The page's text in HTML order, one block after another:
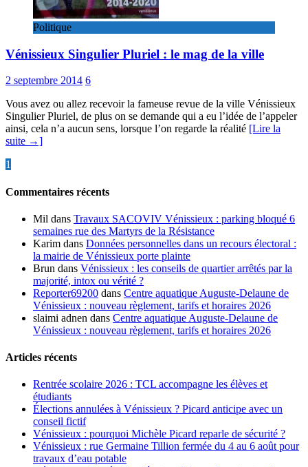
Politique
Vénissieux Singulier Pluriel : le mag de la ville
2 septembre 2014 6
Vous avez ou allez recevoir la fameuse revue de la ville Vénissieux
Singulier Pluriel, de plus on se demande qui a eu l’idée de l’appeler
ainsi, cela n’a aucun sens, lorsque l’on regarde la réalité [Lire la
suite →]
Pagination
des
1
Commentaires récents
Mil dans Travaux SACOVIV Vénissieux : parking bloqué 6
semaines rue des Martyrs de la Résistance
Karim dans Données personnelles dans un recours électoral :
la mairie de Vénissieux porte plainte
Brun dans Vénissieux : les conseils de quartier arrêtés par la
majorité, intox ou vérité ?
Reporter69200 dans Centre aquatique Auguste-Delaune de
Vénissieux : nouveau règlement, tarifs et horaires 2026
slaimi adnen dans Centre aquatique Auguste-Delaune de
Vénissieux : nouveau règlement, tarifs et horaires 2026
Articles récents
Rentrée scolaire 2026 : TCL accompagne les élèves et
étudiants
Élections annulées à Vénissieux ? Picard anticipe avec un
conseil fictif
Vénissieux : pourquoi Michèle Picard reparle de sécurité ?
Vénissieux : rue Germaine Tillion fermée du 4 au 6 août pour
travaux d’eau potable